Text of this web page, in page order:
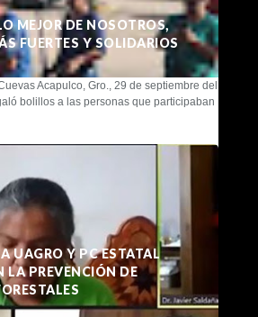
MEJOR DE NOSOTROS,
FUERTES Y SOLIDARIOS
Acapulco, Gro., 29 de septiembre del
bolillos a las personas que participaban
UAGRO Y PC ESTATAL
LA PREVENCIÓN DE